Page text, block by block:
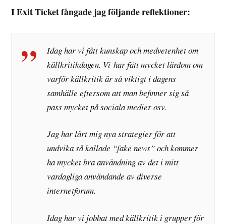
I Exit Ticket fångade jag följande reflektioner:
Idag har vi fått kunskap och medvetenhet om
källkritikdagen. Vihar fått mycket lärdom om
varför källkritik är så viktigt i dagens
samhälle eftersom att man befinner sig så
pass mycket på sociala medier osv.
Jag har lärt mig nya strategier för att
undvika så kallade “fake news” och kommer
ha mycket bra användning av det i mitt
vardagliga användande av diverse
internetforum.
Idag har vi jobbat med källkritik i grupper för